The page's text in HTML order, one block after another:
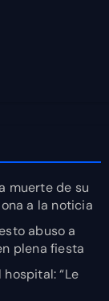
muerte de su
a la noticia
abuso a
plena fiesta
“Le